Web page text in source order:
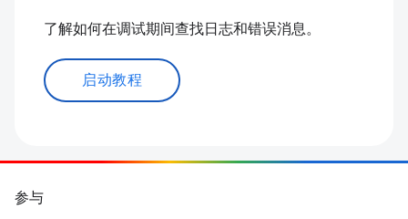
了解如何在调试期间查找日志和错误消息。
启动教程
参与